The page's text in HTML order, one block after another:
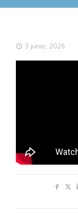
3 junio, 2026